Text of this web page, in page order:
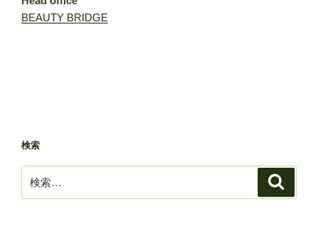
BEAUTY BRIDGE
検索
索: